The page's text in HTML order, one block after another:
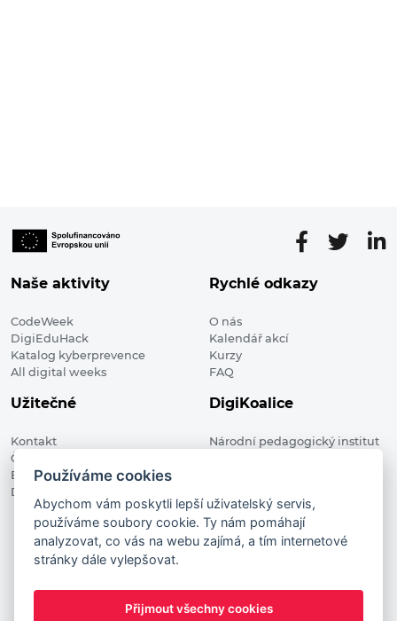
Naše aktivity
CodeWeek
DigiEduHack
Katalog kyberprevence
All digital weeks
Rychlé odkazy
O nás
Kalendář akcí
Kurzy
FAQ
Užitečné
Kontakt
Členské organizace
Blog
Digitalizace ve vzdělávání
DigiKoalice
Národní pedagogický institut
DigiKoalice 2021. All rights reserved
Vstup do administrace
This project has received funding from the European
Commission Innovation and Networks Executive Agency (now
Používáme cookies
Abychom vám poskytli lepší uživatelský servis,
používáme soubory cookie. Ty nám pomáhají
analyzovat, co vás na webu zajímá, a tím internetové
stránky dále vylepšovat.
Přijmout všechny cookies